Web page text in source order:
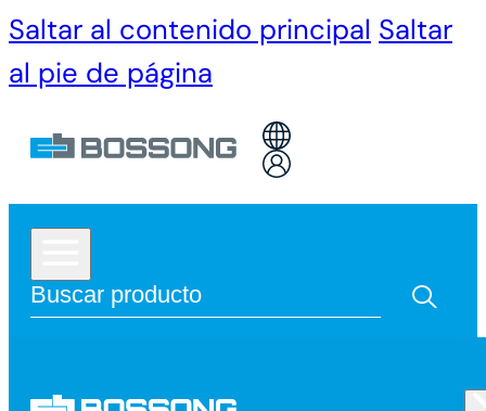
Saltar al contenido principal Saltar
al pie de página